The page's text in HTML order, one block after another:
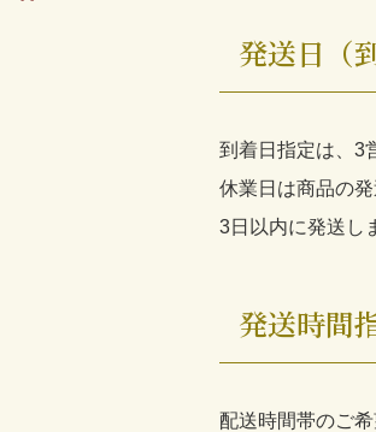
発送日（
到着日指定は、3
休業日は商品の
3日以内に発送し
発送時間
配送時間帯のご希